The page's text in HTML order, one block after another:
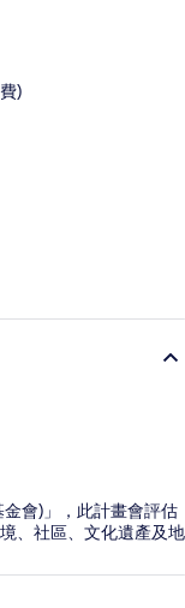
)
會)」，此計畫會評估
、社區、文化遺產及地